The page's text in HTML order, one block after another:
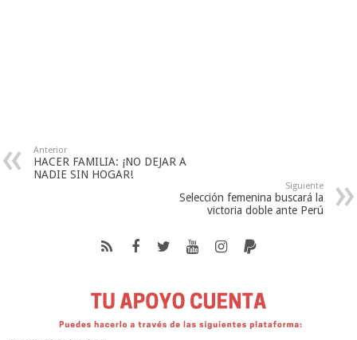
Anterior
HACER FAMILIA: ¡NO DEJAR A
NADIE SIN HOGAR!
Siguiente
Selección femenina buscará la
victoria doble ante Perú